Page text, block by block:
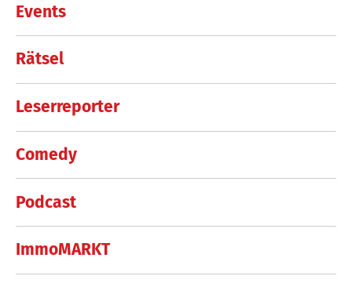
Events
Rätsel
Leserreporter
Comedy
Podcast
ImmoMARKT